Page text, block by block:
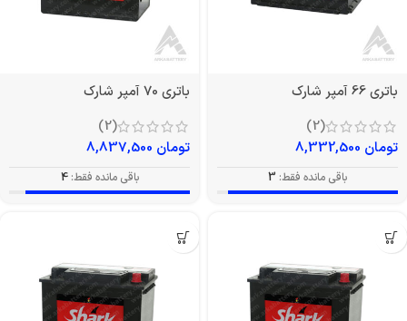
باتری 66 آمپر شارک
(2)
تومان
باقی مانده فقط: 3
باتری 70 آمپر شارک
(2)
تومان
باقی مانده فقط: 4